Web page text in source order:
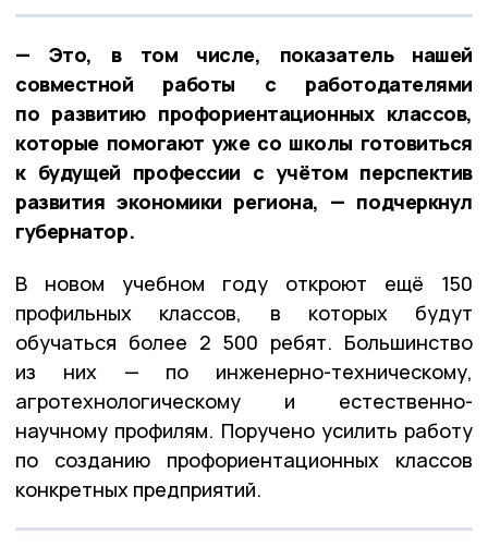
— Это, в том числе, показатель нашей
совместной работы с работодателями
по развитию профориентационных классов,
которые помогают уже со школы готовиться
к будущей профессии с учётом перспектив
развития экономики региона, — подчеркнул
губернатор.
В новом учебном году откроют ещё 150
профильных классов, в которых будут
обучаться более 2 500 ребят. Большинство
из них — по инженерно-техническому,
агротехнологическому и естественно-
научному профилям. Поручено усилить работу
по созданию профориентационных классов
конкретных предприятий.